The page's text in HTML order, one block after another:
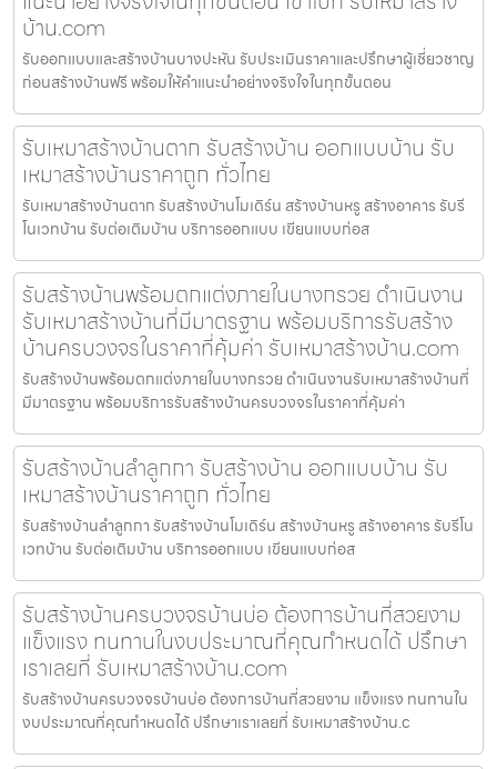
บ้าน.com
รับออกแบบและสร้างบ้านบางปะหัน รับประเมินราคาและปรึกษาผู้เชี่ยวชาญ
ก่อนสร้างบ้านฟรี พร้อมให้คำแนะนำอย่างจริงใจในทุกขั้นตอน
รับเหมาสร้างบ้านตาก รับสร้างบ้าน ออกแบบบ้าน รับ
เหมาสร้างบ้านราคาถูก ทั่วไทย
รับเหมาสร้างบ้านตาก รับสร้างบ้านโมเดิร์น สร้างบ้านหรู สร้างอาคาร รับรี
โนเวทบ้าน รับต่อเติมบ้าน บริการออกแบบ เขียนแบบก่อส
รับสร้างบ้านพร้อมตกแต่งภายในบางกรวย ดำเนินงาน
รับเหมาสร้างบ้านที่มีมาตรฐาน พร้อมบริการรับสร้าง
บ้านครบวงจรในราคาที่คุ้มค่า รับเหมาสร้างบ้าน.com
รับสร้างบ้านพร้อมตกแต่งภายในบางกรวย ดำเนินงานรับเหมาสร้างบ้านที่
มีมาตรฐาน พร้อมบริการรับสร้างบ้านครบวงจรในราคาที่คุ้มค่า
รับสร้างบ้านลำลูกกา รับสร้างบ้าน ออกแบบบ้าน รับ
เหมาสร้างบ้านราคาถูก ทั่วไทย
รับสร้างบ้านลำลูกกา รับสร้างบ้านโมเดิร์น สร้างบ้านหรู สร้างอาคาร รับรีโน
เวทบ้าน รับต่อเติมบ้าน บริการออกแบบ เขียนแบบก่อส
รับสร้างบ้านครบวงจรบ้านบ่อ ต้องการบ้านที่สวยงาม
แข็งแรง ทนทานในงบประมาณที่คุณกำหนดได้ ปรึกษา
เราเลยที่ รับเหมาสร้างบ้าน.com
รับสร้างบ้านครบวงจรบ้านบ่อ ต้องการบ้านที่สวยงาม แข็งแรง ทนทานใน
งบประมาณที่คุณกำหนดได้ ปรึกษาเราเลยที่ รับเหมาสร้างบ้าน.c